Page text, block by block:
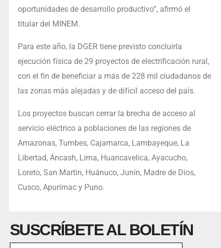
oportunidades de desarrollo productivo”, afirmó el
titular del MINEM.
Para este año, la DGER tiene previsto concluirla
ejecución física de 29 proyectos de electrificación rural,
con el fin de beneficiar a más de 228 mil ciudadanos de
las zonas más alejadas y de difícil acceso del país.
Los proyectos buscan cerrar la brecha de acceso al
servicio eléctrico a poblaciones de las regiones de
Amazonas, Tumbes, Cajamarca, Lambayeque, La
Libertad, Áncash, Lima, Huancavelica, Ayacucho,
Loreto, San Martín, Huánuco, Junín, Madre de Dios,
Cusco, Apurímac y Puno.
SUSCRÍBETE AL BOLETÍN